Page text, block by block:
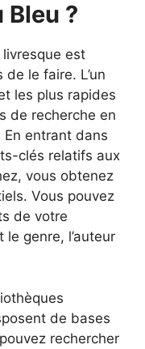
Bleu ?
livresque est
le faire. L’un
les plus rapides
de recherche en
En entrant dans
clés relatifs aux
vous obtenez
Vous pouvez
de votre
genre, l’auteur
de bases
rechercher